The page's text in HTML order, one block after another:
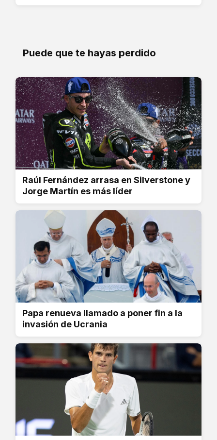
Puede que te hayas perdido
Raúl Fernández arrasa en Silverstone y
Jorge Martín es más líder
Papa renueva llamado a poner fin a la
invasión de Ucrania